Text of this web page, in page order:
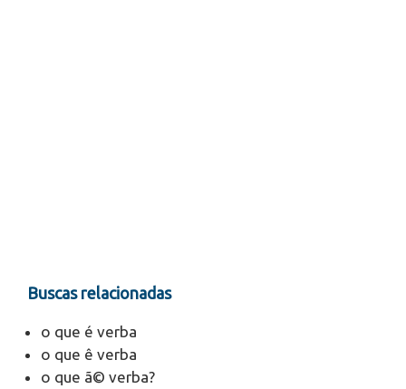
Buscas relacionadas
o que é verba
o que ê verba
o que ã© verba?